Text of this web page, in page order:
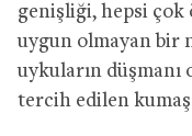
genişliği, hepsi çok
uygun olmayan bir
uykuların
tercih edilen